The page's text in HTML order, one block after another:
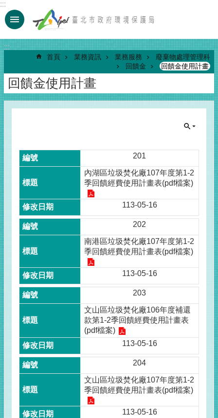
跳到主要內容區塊
:::
:::
首頁 業務資訊 業務服務
廢棄物處理管理科
回饋金
回饋金使用計畫
回饋金使用計畫
201
內湖區垃圾焚化廠107年度第1-2
季回饋經費使用計畫表(pdf檔案)
113-05-16
202
南港區垃圾焚化廠107年度第1-2
季回饋經費使用計畫表(pdf檔案)
113-05-16
203
文山區垃圾焚化廠106年度補還
款第1-2季回饋經費使用計畫表
(pdf檔案)
113-05-16
204
文山區垃圾焚化廠107年度第1-2
季回饋經費使用計畫表(pdf檔案)
113-05-16